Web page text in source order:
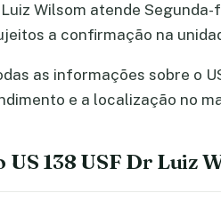
Luiz Wilsom atende
a confirmação na
as informações sobre o
e a localização no
US 138 USF Dr Luiz